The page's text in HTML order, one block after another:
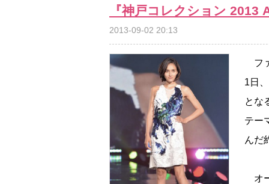
『神戸コレクション 2013
2013-09-02 20:13
フ
1日
とな
テー
んだ
オ